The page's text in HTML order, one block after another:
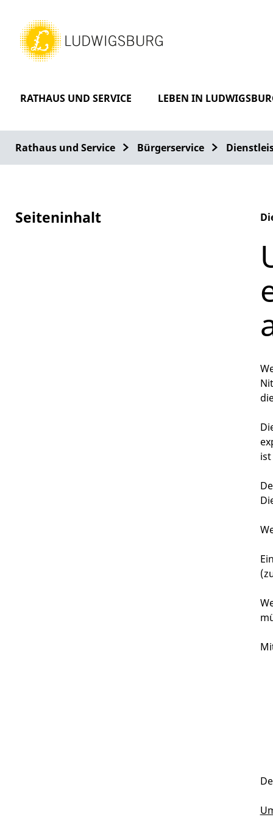
RATHAUS UND SERVICE LEBEN IN
Rathaus und Service Bürgerservice
Seiteninhalt